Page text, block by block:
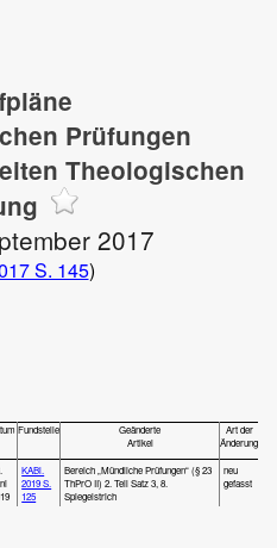
Prüfungen
Theologischen
2017
S. 145)
Fundstelle
Geänderte
Artikel
Art der
Änderung
KABl.
2019 S.
125
Bereich „Mündliche Prüfungen“ (§ 23
ThPrO II) 2. Teil Satz 3, 8.
Spiegelstrich
neu
gefasst